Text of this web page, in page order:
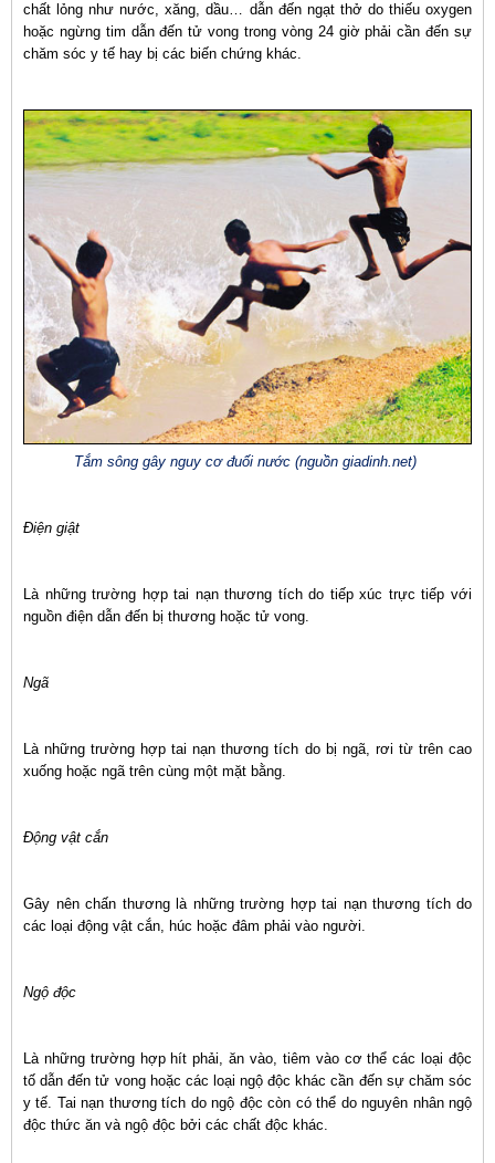
chất lỏng như nước, xăng, dầu… dẫn đến ngạt thở do thiếu oxygen
hoặc ngừng tim dẫn đến tử vong trong vòng 24 giờ phải cần đến sự
chăm sóc y tế hay bị các biến chứng khác.
Tắm sông gây nguy cơ đuối nước (nguồn giadinh.net)
Điện giật
Là những trường hợp tai nạn thương tích do tiếp xúc trực tiếp với
nguồn điện dẫn đến bị thương hoặc tử vong.
Ngã
Là những trường hợp tai nạn thương tích do bị ngã, rơi từ trên cao
xuống hoặc ngã trên cùng một mặt bằng.
Động vật cắn
Gây nên chấn thương là những trường hợp tai nạn thương tích do
các loại động vật cắn, húc hoặc đâm phải vào người.
Ngộ độc
Là những trường hợp hít phải, ăn vào, tiêm vào cơ thể các loại độc
tố dẫn đến tử vong hoặc các loại ngộ độc khác cần đến sự chăm sóc
y tế. Tai nạn thương tích do ngộ độc còn có thể do nguyên nhân ngộ
độc thức ăn và ngộ độc bởi các chất độc khác.